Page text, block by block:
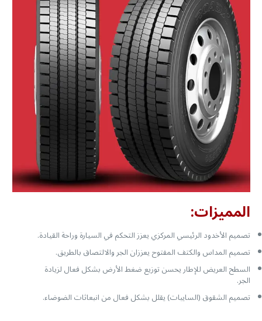
المميزات:
تصميم الأخدود الرئيسي المركزي يعزز التحكم في السيارة وراحة القيادة.
تصميم المداس والكتف المفتوح يعززان الجر والالتصاق بالطريق.
السطح العريض للإطار يحسن توزيع ضغط الأرض بشكل فعال لزيادة
الجر.
تصميم الشقوق (السايبات) يقلل بشكل فعال من انبعاثات الضوضاء.